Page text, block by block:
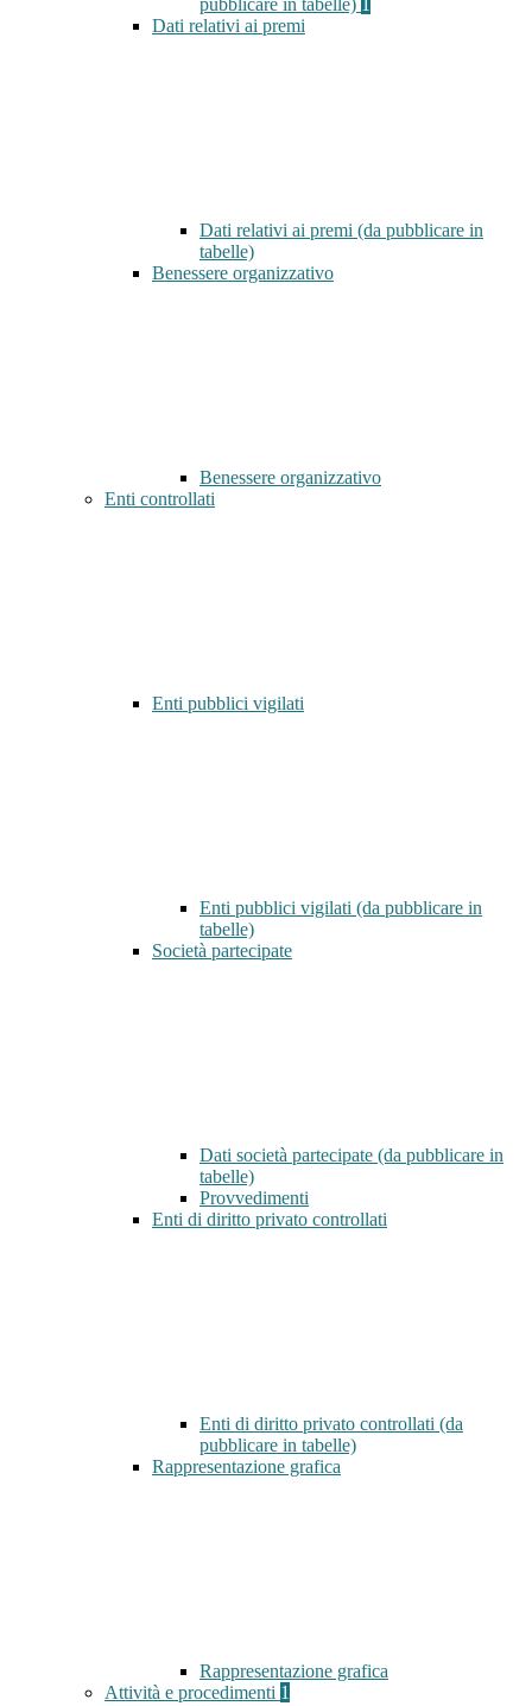
pubblicare in tabelle)
Dati relativi ai premi
Dati relativi ai premi (da pubblicare in
tabelle)
Benessere organizzativo
Benessere organizzativo
Enti controllati
Enti pubblici vigilati
Enti pubblici vigilati (da pubblicare in
tabelle)
Società partecipate
Dati società partecipate (da pubblicare in
tabelle)
Provvedimenti
Enti di diritto privato controllati
Enti di diritto privato controllati (da
pubblicare in tabelle)
Rappresentazione grafica
Rappresentazione grafica
Attività e procedimenti 1